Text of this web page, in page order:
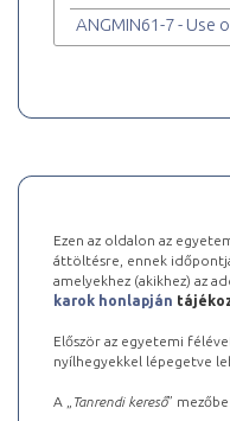
ANGMIN61-7 - Use
Ezen az oldalon az
áttöltésre, ennek
amelyekhez (akikhez) az
karok honlapján
Először az egyetemi
nyílhegyekkel lépegetve
A „ Tanrendi kereső”